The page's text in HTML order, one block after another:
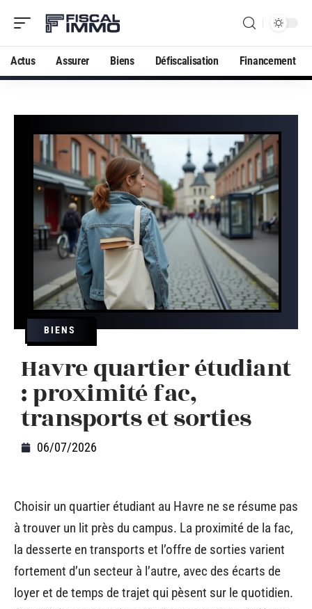
Actus Assurer Biens Défiscalisation Financement
BIENS
Havre quartier étudiant
: proximité fac,
transports et sorties
06/07/2026
Choisir un quartier étudiant au Havre ne se résume pas
à trouver un lit près du campus. La proximité de la fac,
la desserte en transports et l’offre de sorties varient
fortement d’un secteur à l’autre, avec des écarts de
loyer et de temps de trajet qui pèsent sur le quotidien.